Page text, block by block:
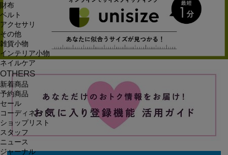
財布
ベルト
アクセサリ
その他
雑貨小物
インテリア小物
ネイルケア
OTHERS
新着商品
予約商品
セール
コーディネート
ショップリスト
スタッフ
ニュース
ジャーナル